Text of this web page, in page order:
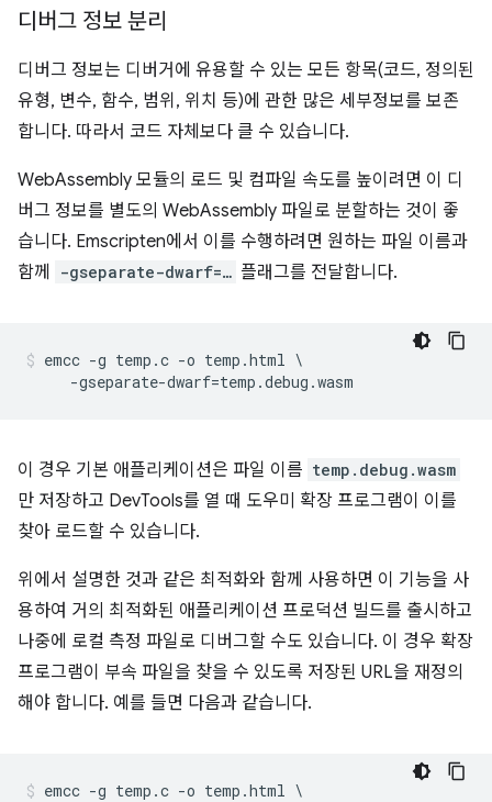
디버그 정보 분리
디버그 정보는 디버거에 유용할 수 있는 모든 항목(코드, 정의된
유형, 변수, 함수, 범위, 위치 등)에 관한 많은 세부정보를 보존
합니다. 따라서 코드 자체보다 클 수 있습니다.
WebAssembly 모듈의 로드 및 컴파일 속도를 높이려면 이 디
버그 정보를 별도의 WebAssembly 파일로 분할하는 것이 좋
습니다. Emscripten에서 이를 수행하려면 원하는 파일 이름과
함께
-gseparate-dwarf=… 플래그를 전달합니다.
emcc -g temp.c -o temp.html \
이 경우 기본 애플리케이션은 파일 이름 temp.debug.wasm
만 저장하고 DevTools를 열 때 도우미 확장 프로그램이 이를
찾아 로드할 수 있습니다.
위에서 설명한 것과 같은 최적화와 함께 사용하면 이 기능을 사
용하여 거의 최적화된 애플리케이션 프로덕션 빌드를 출시하고
나중에 로컬 측정 파일로 디버그할 수도 있습니다. 이 경우 확장
프로그램이 부속 파일을 찾을 수 있도록 저장된 URL을 재정의
해야 합니다. 예를 들면 다음과 같습니다.
emcc -g temp.c -o temp.html \